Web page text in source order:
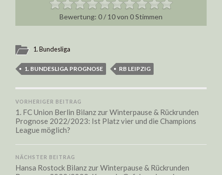
0/ 10von 0Stimmen
1. Bundesliga
1. BUNDESLIGA PROGNOSE RB LEIPZIG
VORHERIGER BEITRAG
1. FC Union Berlin Bilanz zur Winterpause & Rückrunden
Prognose 2022/2023: Ist Platz vier und die Champions
League möglich?
NÄCHSTER BEITRAG
Hansa Rostock Bilanz zur Winterpause & Rückrunden